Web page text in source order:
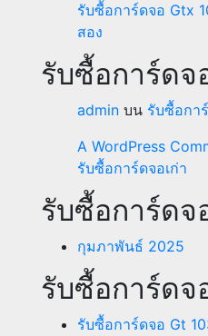
รับซื้อการ์ดจอ Gtx
สอง
รับซื้อการ์ดจ
admin บน รับซื้อกา
A WordPress
รับซื้อการ์ดจอเก่า
รับซื้อการ์ดจ
กุมภาพันธ์ 2025
รับซื้อการ์ดจ
รับซื้อการ์ดจอ Gt